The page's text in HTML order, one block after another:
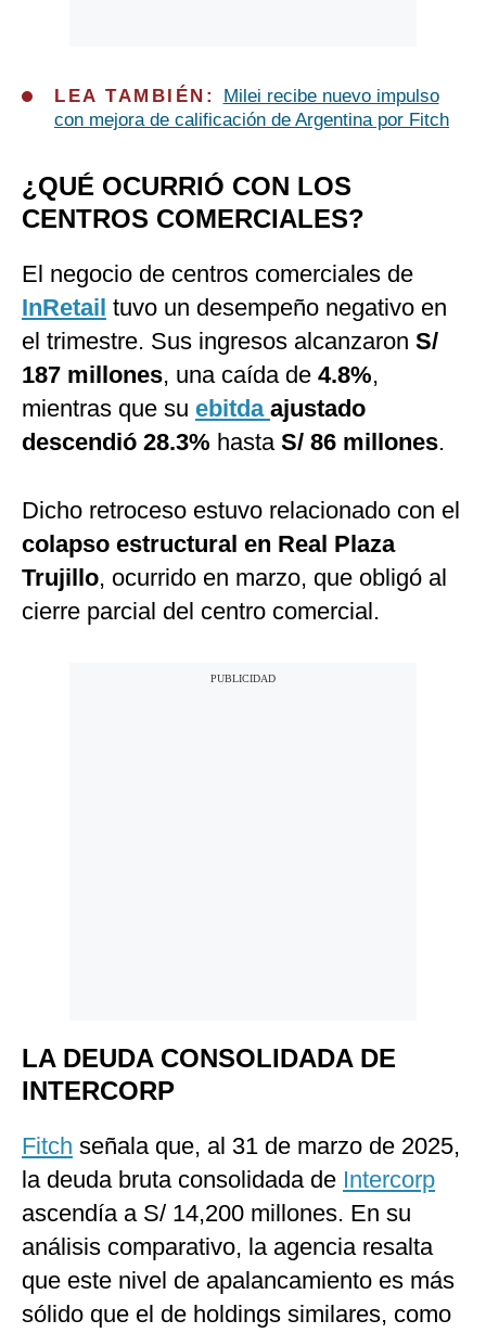
LEA TAMBIÉN:
Milei recibe nuevo impulso
con mejora de calificación de Argentina por Fitch
¿QUÉ OCURRIÓ CON LOS
CENTROS COMERCIALES?
El negocio de centros comerciales de
InRetail tuvo un desempeño negativo en
el trimestre. Sus ingresos alcanzaron S/
187 millones, una caída de 4.8%,
mientras que su ebitda ajustado
descendió 28.3% hasta S/ 86 millones.
Dicho retroceso estuvo relacionado con el
colapso estructural en Real Plaza
Trujillo, ocurrido en marzo, que obligó al
cierre parcial del centro comercial.
LA DEUDA CONSOLIDADA DE
INTERCORP
Fitch señala que, al 31 de marzo de 2025,
la deuda bruta consolidada de Intercorp
ascendía a S/ 14,200 millones. En su
análisis comparativo, la agencia resalta
que este nivel de apalancamiento es más
sólido que el de holdings similares, como